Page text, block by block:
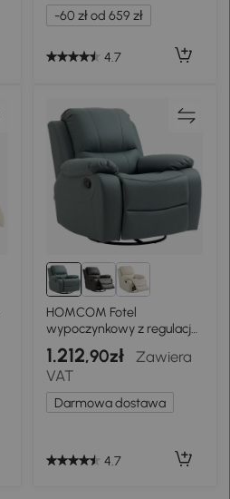
-60 zł od 659 zł
4.7
HOMCOM Fotel
wypoczynkowy z regulacją
nachylenia do 135°,
obrotowy o wymiarach 93
cm x 100 cm x 98 cm ze
stalowym stelażem, kolor
zielony
1.212,90zł
Zawiera
VAT
Darmowa dostawa
4.7